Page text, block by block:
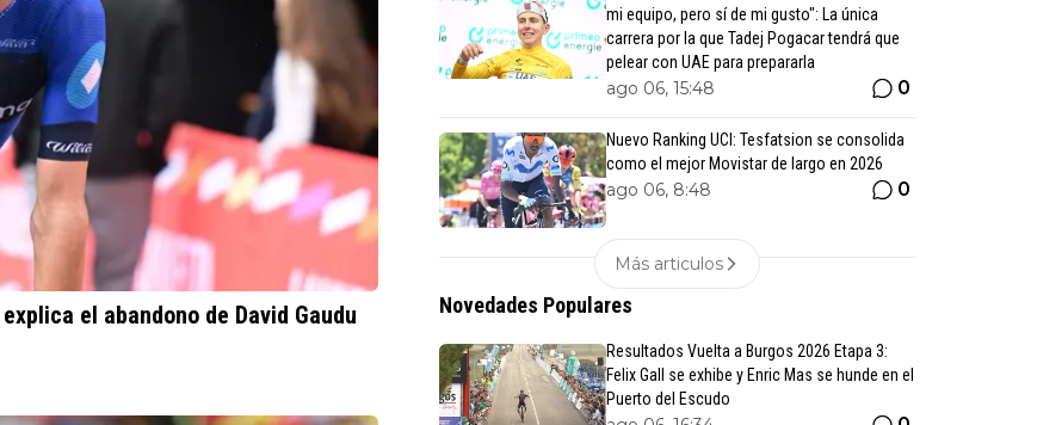
el abandono de David Gaudu
mi equipo, pero sí de mi gusto": La única
carrera por la que Tadej Pogacar tendrá que
pelear con UAE para prepararla
ago 06, 15:48 0
Nuevo Ranking UCI: Tesfatsion se consolida
como el mejor Movistar de largo en 2026
ago 06, 8:48 0
Más articulos
Novedades Populares
Resultados Vuelta a Burgos 2026 Etapa 3:
Felix Gall se exhibe y Enric Mas se hunde en el
Puerto del Escudo